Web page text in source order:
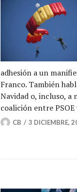
adhesión a un
Franco. También
Navidad o, incluso, a
coalición entre
CB 3 DICIEMBRE,